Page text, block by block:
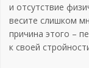
и отсутствие
весите слишком
причина этого –
к своей